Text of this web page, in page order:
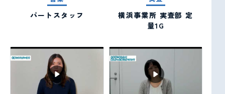
パートスタッフ
横浜事業所 実査部 定
量1G